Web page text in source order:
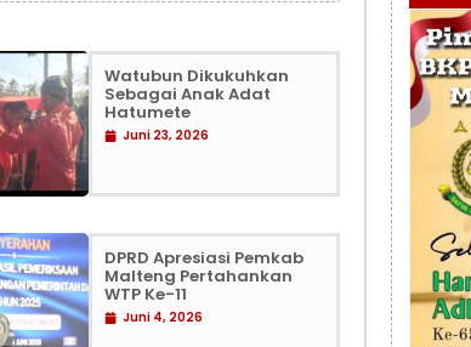
Watubun Dikukuhkan
Sebagai Anak Adat
Hatumete
Juni 23, 2026
DPRD Apresiasi Pemkab
Malteng Pertahankan
WTP Ke-11
Juni 4, 2026